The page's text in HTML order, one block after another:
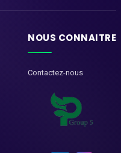
NOUS CONNAITRE
Contactez-nous